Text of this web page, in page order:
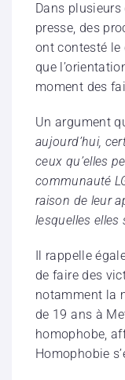
Dans
presse, des
ont contesté le
que
moment des
Un argument
aujourd’hui,
ceux qu’elles
communauté
raison de leur
lesquelles elles
Il rappelle
de faire des
notamment la
de 19 ans à
homophobe,
Homophobie